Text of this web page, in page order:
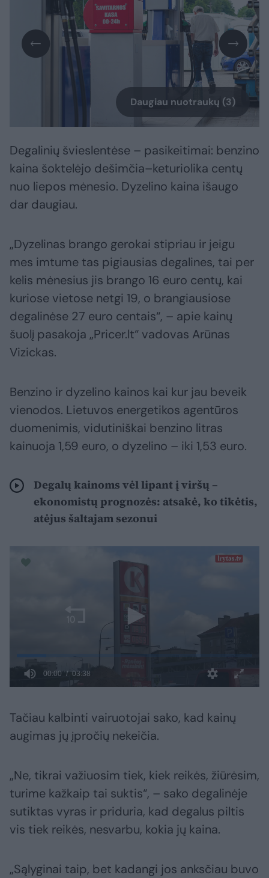
Daugiau nuotraukų (3)
Degalinių švieslentėse – pasikeitimai: benzino
kaina šoktelėjo dešimčia–keturiolika centų
nuo liepos mėnesio. Dyzelino kaina išaugo
dar daugiau.
„Dyzelinas brango gerokai stipriau ir jeigu
mes imtume tas pigiausias degalines, tai per
kelis mėnesius jis brango 16 euro centų, kai
kuriose vietose netgi 19, o brangiausiose
degalinėse 27 euro centais“, – apie kainų
šuolį pasakoja „Pricer.lt“ vadovas Arūnas
Vizickas.
Benzino ir dyzelino kainos kai kur jau beveik
vienodos. Lietuvos energetikos agentūros
duomenimis, vidutiniškai benzino litras
kainuoja 1,59 euro, o dyzelino – iki 1,53 euro.
Degalų kainoms vėl lipant į viršų –
ekonomistų prognozės: atsakė, ko tikėtis,
atėjus šaltajam sezonui
Tačiau kalbinti vairuotojai sako, kad kainų
augimas jų įpročių nekeičia.
„Ne, tikrai važiuosim tiek, kiek reikės, žiūrėsim,
turime kažkaip tai suktis“, – sako degalinėje
sutiktas vyras ir priduria, kad degalus piltis
vis tiek reikės, nesvarbu, kokia jų kaina.
„Sąlyginai taip, bet kadangi jos anksčiau buvo